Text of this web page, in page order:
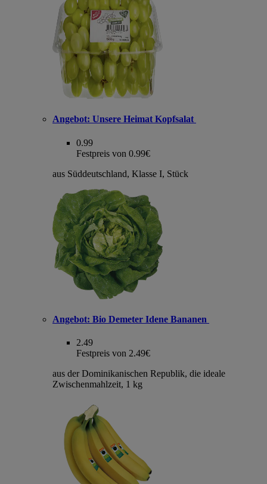
Angebot: Unsere Heimat Kopfsalat
0.99
Festpreis von 0.99€
aus Süddeutschland, Klasse I, Stück
Angebot: Bio Demeter Idene Bananen
2.49
Festpreis von 2.49€
aus der Dominikanischen Republik, die ideale
Zwischenmahlzeit, 1 kg